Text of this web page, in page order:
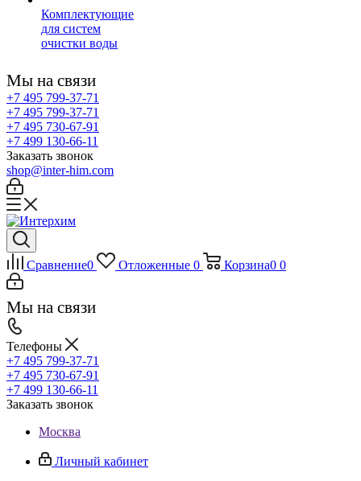
Комплектующие
для систем
очистки воды
Мы на связи
+7 495 799-37-71
+7 495 799-37-71
+7 495 730-67-91
+7 499 130-66-11
Заказать звонок
shop@inter-him.com
Сравнение0 Отложенные 0 Корзина0 0
Мы на связи
Телефоны
+7 495 799-37-71
+7 495 730-67-91
+7 499 130-66-11
Заказать звонок
Москва
Личный кабинет